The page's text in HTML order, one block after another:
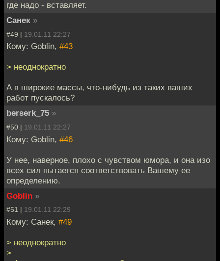
где надо - вставляет.
Санек »
#49 | 19.01.11 22:27
Кому: Goblin, #43
> неоднократно
А в широкие массы, что-нибудь из таких ваших
работ пускалось?
berserk_75 »
#50 | 19.01.11 22:27
Кому: Goblin, #46
У нее, наверное, плохо с чувством юмора, и она изо
всех сил пытается соответствовать Вашему ее
определению.
Goblin »
#51 | 19.01.11 22:29
Кому: Санек, #49
> неоднократно
>